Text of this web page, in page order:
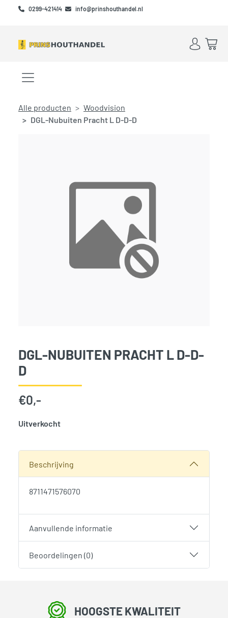
Skip to main content
Skip to footer
0299-421414 info@prinshouthandel.nl
Account
Menu openen/sluiten
Alle producten
Woodvision
DGL-Nubuiten Pracht L D-D-D
DGL-NUBUITEN PRACHT L D-D-
D
€0,-
Uitverkocht
Beschrijving
8711471576070
Aanvullende informatie
Beoordelingen (0)
HOOGSTE KWALITEIT